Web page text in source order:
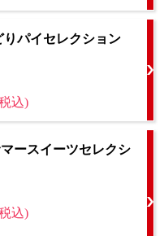
パイセレクション
込)
マースイーツセレクシ
込)